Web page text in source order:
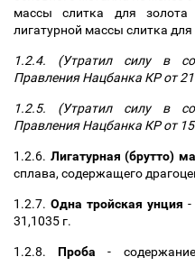
массы слитка для
лигатурной массы слитка
1.2.4. (Утратил силу в
Правления Нацбанка КР от
1.2.5. (Утратил силу в
Правления Нацбанка КР от
1.2.6. Лигатурная (брутто)
сплава, содержащего
1.2.7. Одна тройская унция -
31,1035 г.
1.2.8.Проба - содержание